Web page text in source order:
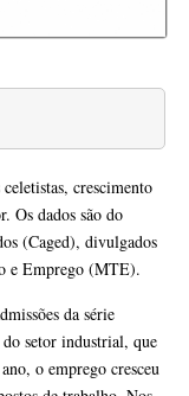
crescimento
Os dados são do
(Caged), divulgados
e Emprego (MTE).
da série
do setor industrial, que
o emprego cresceu